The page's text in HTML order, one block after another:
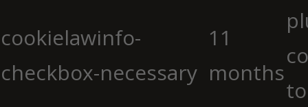
cookielawinfo-
checkbox-necessary
11
months